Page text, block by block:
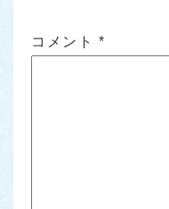
コメント *